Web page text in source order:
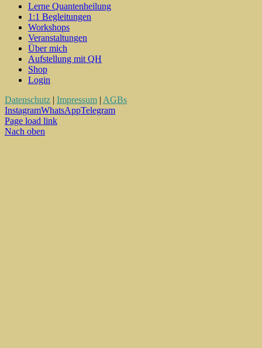
Lerne Quantenheilung
1:1 Begleitungen
Workshops
Veranstaltungen
Über mich
Aufstellung mit QH
Shop
Login
Datenschutz | Impressum | AGBs
InstagramWhatsAppTelegram
Page load link
Nach oben